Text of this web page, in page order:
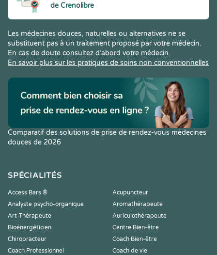
de Crenolibre
Les médecines douces, naturelles ou alternatives ne se
substituent pas à un traitement proposé par votre médecin.
En cas de doute consultez d’abord votre médecin.
En savoir plus sur les pratiques de soins non conventionnelles
Comparatif des solutions de prise de rendez-vous médecines
douces de 2026
SPÉCIALITÉS
Access Bars ®
Acupuncteur
Analyste psycho-organique
Aromathérapeute
Art-Thérapeute
Auriculothérapeute
Bioénergéticien
Centre Bien-être
Chiropracteur
Coach Bien-être
Coach Professionnel
Coach de vie